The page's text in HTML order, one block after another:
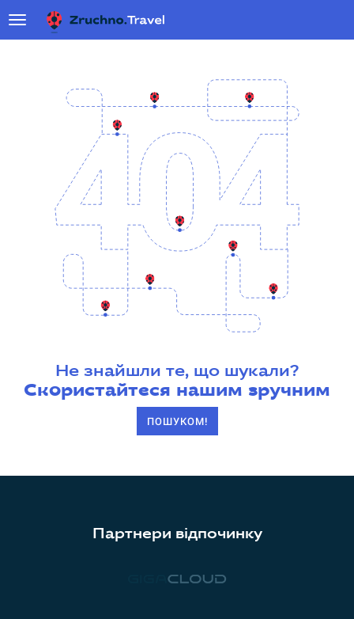
Не знайшли те, що шукали?
Скористайтеся нашим зручним
ПОШУКОМ!
Партнери відпочинку